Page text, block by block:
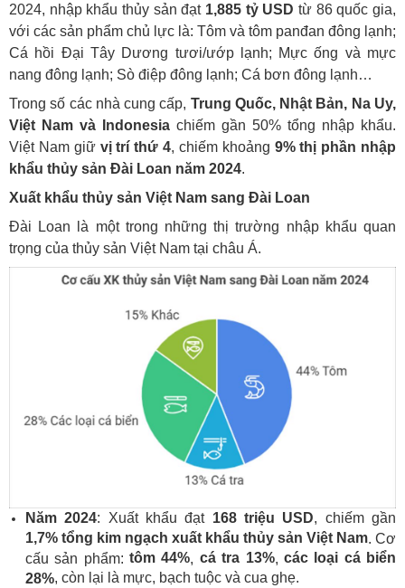
2024, nhập khẩu thủy sản đạt 1,885 tỷ USD từ 86 quốc gia,
với các sản phẩm chủ lực là: Tôm và tôm panđan đông lạnh;
Cá hồi Đại Tây Dương tươi/ướp lạnh; Mực ống và mực
nang đông lạnh; Sò điệp đông lạnh; Cá bơn đông lạnh…
Trong số các nhà cung cấp, Trung Quốc, Nhật Bản, Na Uy,
Việt Nam và Indonesia chiếm gần 50% tổng nhập khẩu.
Việt Nam giữ vị trí thứ 4, chiếm khoảng 9% thị phần nhập
khẩu thủy sản Đài Loan năm 2024.
Xuất khẩu thủy sản Việt Nam sang Đài Loan
Đài Loan là một trong những thị trường nhập khẩu quan
trọng của thủy sản Việt Nam tại châu Á.
Năm 2024: Xuất khẩu đạt 168 triệu USD, chiếm gần
1,7% tổng kim ngạch xuất khẩu thủy sản Việt Nam . Cơ
cấu sản phẩm:tôm 44% cá tra 13%, các loại cá biển
28%, còn lại là mực, bạch tuộc và cua ghẹ.